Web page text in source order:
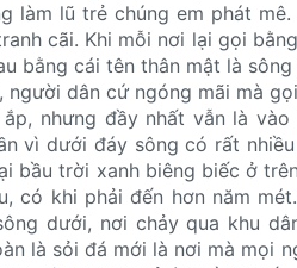
làm lũ trẻ chúng em phát
cãi. Khi mỗi nơi lại gọi
bằng cái tên thân mật là
dân cứ ngóng mãi mà
nhưng đầy nhất vẫn là vào
vì dưới đáy sông có rất
bầu trời xanh biêng biếc ở
có khi phải đến hơn năm
dưới, nơi chảy qua khu
là sỏi đá mới là nơi mà mọi